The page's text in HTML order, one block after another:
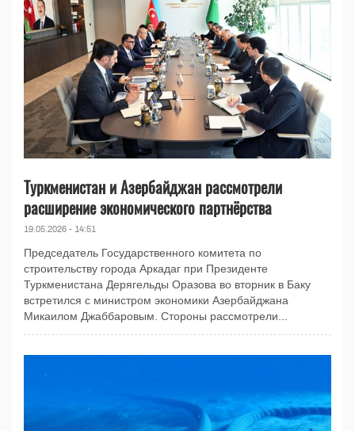
Туркменистан и Азербайджан рассмотрели
расширение экономического партнёрства
19.05.2026 - 14:51
Председатель Государственного комитета по
строительству города Аркадаг при Президенте
Туркменистана Дерягельды Оразова во вторник в Баку
встретился с министром экономики Азербайджана
Микаилом Джаббаровым. Стороны рассмотрели...